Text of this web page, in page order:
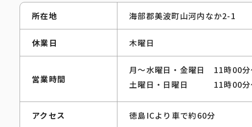
所在地 海部郡美波町山河内なか2-1
休業日 木曜日
営業時間
月～水曜日・金曜日 11時00
土曜日・日曜日 11時00分
アクセス 徳島ICより車で約60分